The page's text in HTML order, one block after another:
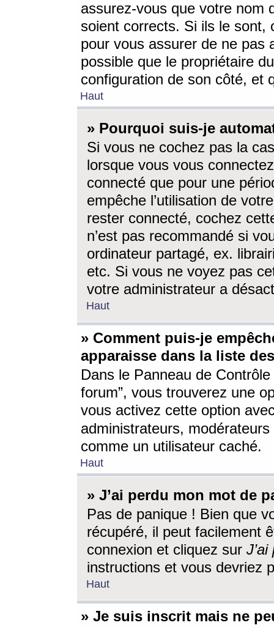
assurez-vous que votre nom
soient corrects. Si ils le sont,
pour vous assurer de ne pas
possible que le propriétaire
configuration de son côté, et
Haut
» Pourquoi suis-je
Si vous ne cochez pas la
lorsque vous vous
connecté que pour une
empêche l’utilisation de
rester connecté, cochez
n’est pas recommandé si
ordinateur partagé, ex.
etc. Si vous ne voyez pas
votre administrateur a
Haut
» Comment puis-je
apparaisse dans la liste
Dans le Panneau de
forum”, vous trouverez une
vous activez cette option
administrateurs,
comme un utilisateur caché.
Haut
» J’ai perdu mon mot de
Pas de panique ! Bien que
récupéré, il peut facilement
connexion et cliquez sur
instructions et vous devriez
Haut
» Je suis inscrit mais ne